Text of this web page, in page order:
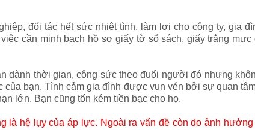
đối tác hết sức nhiệt tình, làm lợi cho công ty, gia
cần minh bạch hồ sơ giấy tờ sổ sách, giấy trắng mực
dành thời gian, công sức theo đuổi người đó nhưng
bạn. Tình cảm gia đình được vun vén bởi sự quan
lớn. Bạn cũng tốn kém tiền bạc cho họ.
là hệ lụy của áp lực. Ngoài ra vấn đề còn do ảnh